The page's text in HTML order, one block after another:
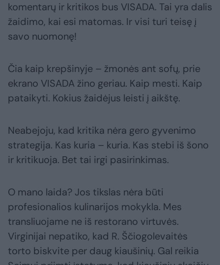
komentarų ir kritikos bus VISADA. Tai yra dalis
žaidimo, kai esi matomas. Ir visi turi teisę į
savo nuomonę!
Čia kaip krepšinyje – žmonės ant sofų, prie
ekrano VISADA žino geriau. Kaip mesti. Kaip
pataikyti. Kokius žaidėjus leisti į aikštę.
Neabejoju, kad kritika nėra gero gyvenimo
strategija. Kas kuria – kuria. Kas stebi iš šono
ir kritikuoja. Bet tai irgi pasirinkimas.
O mano laida? Jos tikslas nėra būti
profesionalios kulinarijos mokykla. Mes
transliuojame ne iš restorano virtuvės.
Virginijai nepatiko, kad R. Ščiogolevaitės
torto biskvite per daug kiaušinių. Gal reikia